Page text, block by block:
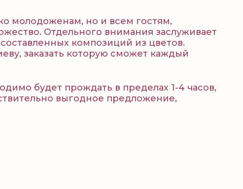
молодоженам, но и всем гостям,
Отдельного внимания заслуживает
композиций из цветов.
заказать которую сможет каждый
будет прождать в пределах 1-4 часов,
выгодное предложение,